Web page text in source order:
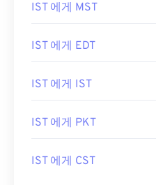
IST 에게 MST
IST 에게 EDT
IST 에게 IST
IST 에게 PKT
IST 에게 CST